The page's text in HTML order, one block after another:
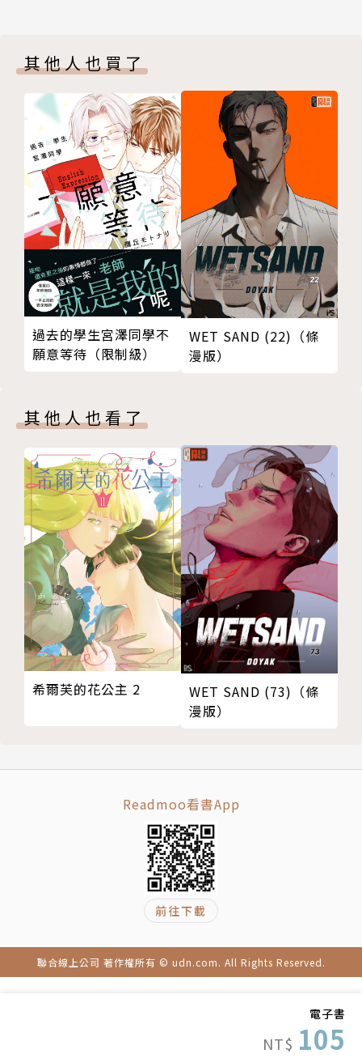
電子書
NT$ 105
其他人也買了
過去的學生宮澤同學不
願意等待（限制級）
WET SAND (22)（條
漫版）
其他人也看了
希爾芙的花公主 2
WET SAND (73)（條
漫版）
Readmoo看書App
前往下載
聯合線上公司 著作權所有 © udn.com. All Rights Reserved.